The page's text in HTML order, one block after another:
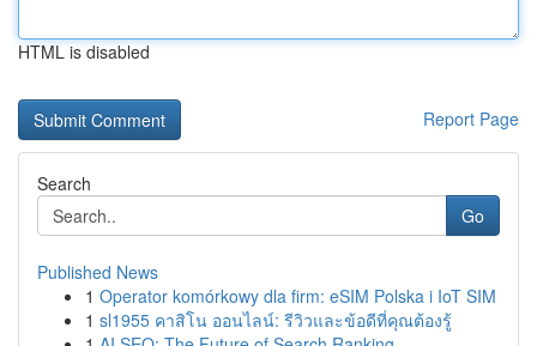
HTML is disabled
Report Page
Search
Go
Published News
1 Operator komórkowy dla firm: eSIM Polska i IoT SIM
1 sl1955 คาสิโน ออนไลน์: รีวิวและข้อดีที่คุณต้องรู้